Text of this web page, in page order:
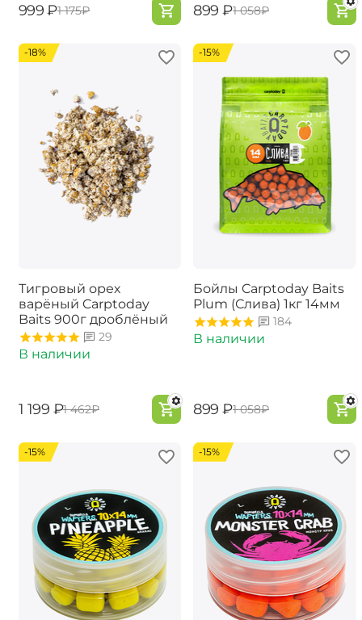
‍999‍ ₽‍1 175‍₽ ‍899‍ ₽‍1 058‍₽
-18%
Тигровый орех
варёный Carptoday
Baits 900г дроблёный
29
В наличии
‍1 199‍ ₽‍1 462‍₽
-15%
Бойлы Carptoday Baits
Plum (Слива) 1кг 14мм
184
В наличии
‍899‍ ₽‍1 058‍₽
-15% -15%